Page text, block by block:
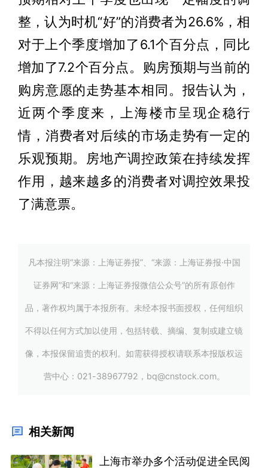
整，认为时机“好”的消费者为26.6%，相
对于上个季度增加了6.1个百分点，同比
增加了7.2个百分点。购房预期与当前的
购房意愿的走势基本相同。报告认为，
近两个季度来，上海楼市呈现企稳行
情，消费者对后续的市场走势有一定的
乐观预期。房地产调控政策在持续发挥
作用，越来越多的消费者对调控效果投
了满意票。
凡本报注明“来源：上海证券报”、“来源：上海证券报·中国
证券网”和“来源：上海证券报微信公众号”的所有原创作
品，著作权均属于本报所有。未经本报书面授权，任何组织
不得以任何方式加以使用，包括转载、摘编、复制或建立镜
像，本报保留追责的权利。如需获得授权请联系本报版权运
营中心：021-38967792，bq@cnstock.com。
相关新闻
上海市举办多个活动促进全民阅